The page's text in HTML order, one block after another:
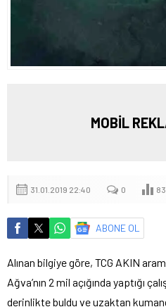
MOBİL
31.01.2019 22:40 0
ABONE OL
Alınan bilgiye göre, TCG AKIN
Ağva’nın 2 mil açığında yaptığı
derinlikte buldu ve uzaktan